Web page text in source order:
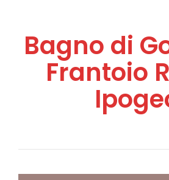
Bagno di
Frantoio